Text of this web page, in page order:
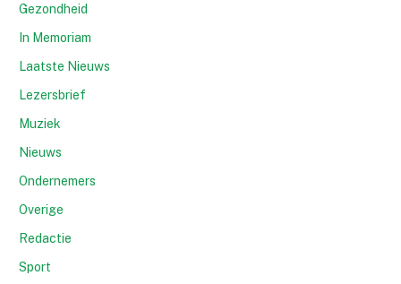
Gezondheid
In Memoriam
Laatste Nieuws
Lezersbrief
Muziek
Nieuws
Ondernemers
Overige
Redactie
Sport